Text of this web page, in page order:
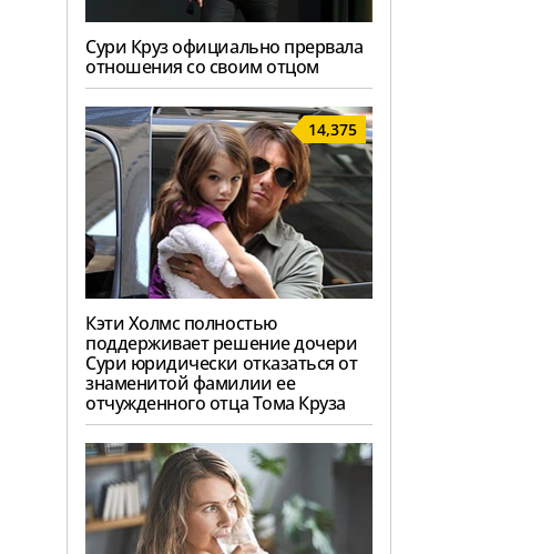
Сури Круз официально прервала
отношения со своим отцом
14,375
Кэти Холмс полностью
поддерживает решение дочери
Сури юридически отказаться от
знаменитой фамилии ее
отчужденного отца Тома Круза